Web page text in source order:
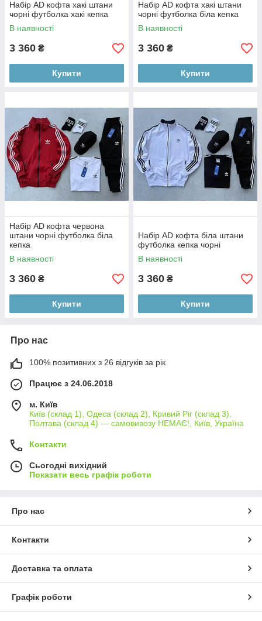
Набір AD кофта хакі штани
чорні футболка хакі кепка
В наявності
3 360 ₴
Купити
Набір AD кофта хакі штани
чорні футболка біла кепка
В наявності
3 360 ₴
Купити
Набір AD кофта червона
штани чорні футболка біла
кепка
В наявності
3 360 ₴
Купити
Набір AD кофта біла штани
футболка кепка чорні
В наявності
3 360 ₴
Купити
Про нас
100% позитивних з 26 відгуків за рік
Працює з 24.06.2018
м. Київ
Київ (склад 1), Одеса (склад 2), Кривий Ріг (склад 3),
Полтава (склад 4) — самовивозу НЕМАЄ!, Київ, Україна
Контакти
Сьогодні вихідний
Показати весь графік роботи
Про нас
Контакти
Доставка та оплата
Графік роботи